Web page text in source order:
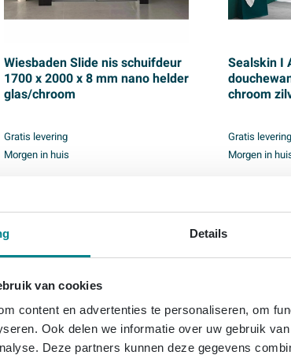
Details
van cookies
content en advertenties te personaliseren, om
Ook delen we informatie over uw gebruik
Deze partners kunnen deze gegevens
Wiesbaden Slide nis schuifdeur
1700 x 2000 x 8 mm nano helder
glas/chroom
Gratis levering
Morgen in huis
543,15
Sealskin I
chroom
Gratis levering
Morgen in
385,89